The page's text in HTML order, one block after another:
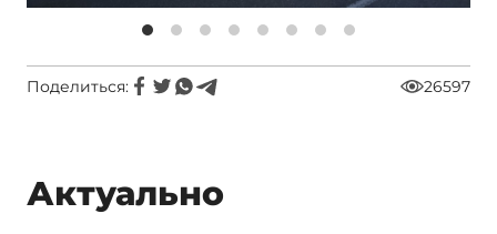
Поделиться: 26597
Актуально